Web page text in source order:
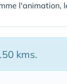
l'animation,
kms.